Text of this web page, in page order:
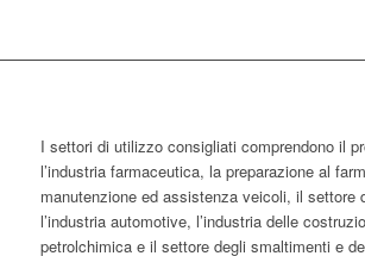
I settori di utilizzo consigliati comprendono il
l’industria farmaceutica, la preparazione al
manutenzione ed assistenza veicoli, il settore
l’industria automotive, l’industria delle
petrolchimica e il settore degli smaltimenti e